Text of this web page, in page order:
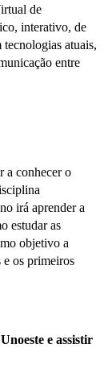
de
interativo, de
atuais,
entre
a conhecer o
irá aprender a
estudar as
objetivo a
e os primeiros
e assistir